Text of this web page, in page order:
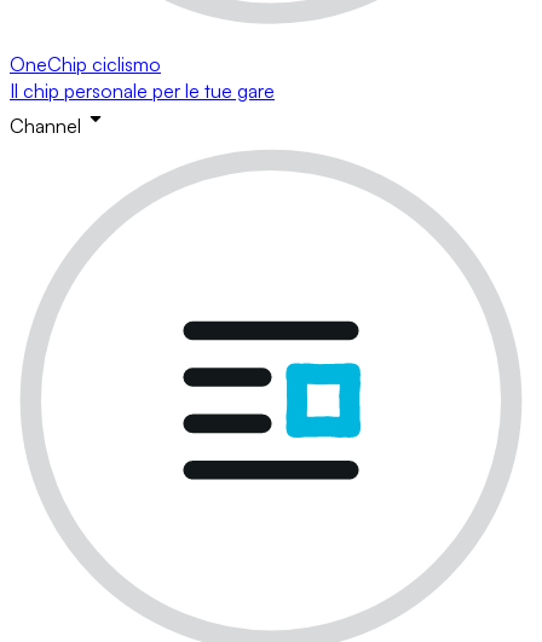
OneChip ciclismo
Il chip personale per le tue gare
Channel